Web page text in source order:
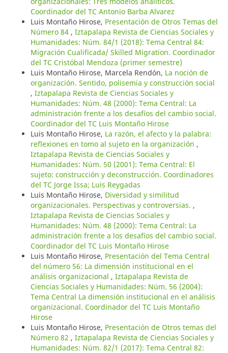
Coordinador del TC Antonio Barba Alvarez
Luis Montaño Hirose, Presentación de Otros Temas del
Número 84 , Iztapalapa Revista de Ciencias Sociales y
Humanidades: Núm. 84/1 (2018): Tema Central 84:
Migración Cualificada/ Skilled Migration. Coordinador
del TC Cristóbal Mendoza (primer semestre)
Luis Montaño Hirose, Marcela Rendón, La noción de
organización. Sentido, polisemia y construcción social
, Iztapalapa Revista de Ciencias Sociales y
Humanidades: Núm. 48 (2000): Tema Central: La
administración frente a los desafíos del cambio social.
Coordinador del TC Luis Montaño Hirose
Luis Montaño Hirose, La razón, el afecto y la palabra:
reflexiones en tomo al sujeto en la organización ,
Iztapalapa Revista de Ciencias Sociales y
Humanidades: Núm. 50 (2001): Tema Central: El
sujeto: construcción y deconstrucción. Coordinadores
del TC Jorge Issa; Luis Reygadas
Luis Montaño Hirose, Diversidad y similitud
organizacionales. Perspectivas y controversias. ,
Iztapalapa Revista de Ciencias Sociales y
Humanidades: Núm. 48 (2000): Tema Central: La
administración frente a los desafíos del cambio social.
Coordinador del TC Luis Montaño Hirose
Luis Montaño Hirose, Presentación del Tema Central
del número 56: La dimensión institucional en el
análisis organizacional , Iztapalapa Revista de
Ciencias Sociales y Humanidades: Núm. 56 (2004):
Tema Central La dimensión institucional en el análisis
organizacional. Coordinador del TC Luis Montaño
Hirose
Luis Montaño Hirose, Presentación de Otros temas del
Número 82 , Iztapalapa Revista de Ciencias Sociales y
Humanidades: Núm. 82/1 (2017): Tema Central 82: